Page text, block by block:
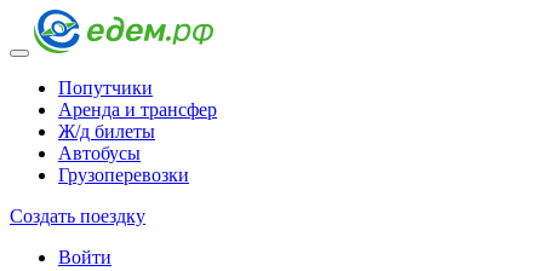
Попутчики
Аренда и трансфер
Ж/д билеты
Автобусы
Грузоперевозки
Создать поездку
Войти